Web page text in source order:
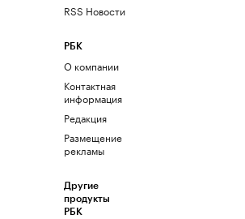
RSS Новости
РБК
О компании
Контактная
информация
Редакция
Размещение
рекламы
Другие
продукты
РБК